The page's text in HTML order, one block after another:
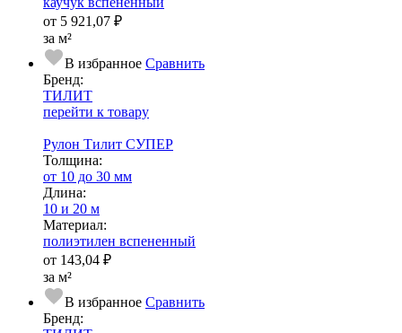
от 5 921,07 ₽
за м²
В избранное Сравнить
Бренд:
ТИЛИТ
перейти к товару
Рулон Тилит СУПЕР
Тол­щи­на:
от 10 до 30 мм
Длина:
10 и 20 м
Ма­­те­­ри­­ал:
полиэтилен вспененный
от 143,04 ₽
за м²
В избранное Сравнить
Бренд: